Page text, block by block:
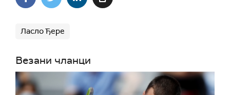
Ласло Ђере
Везани чланци